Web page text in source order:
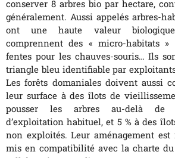
conserver 8 arbres bio par hectare,
généralement. Aussi appelés arbres-
ont une haute valeur
comprennent des « micro-habitats
fentes pour les chauves-souris… Ils
triangle bleu identifiable par
Les forêts domaniales doivent aussi
leur surface à des îlots de
pousser les arbres au-delà de
d’exploitation habituel, et 5 % à des
non exploités. Leur aménagement est
mis en compatibilité avec la charte